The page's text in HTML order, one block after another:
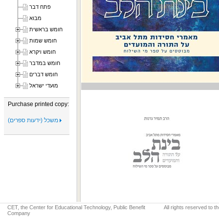
פתח דבר
מבוא
חומש בראשית
חומש שמות
חומש ויקרא
חומש במדבר
חומש דברים
מועדי ישראל
Purchase printed copy:
CET, the Center for Educational Technology, Public Benefit
Company
All rights reserved to